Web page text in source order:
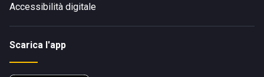
Accessibilità digitale
Scarica l'app